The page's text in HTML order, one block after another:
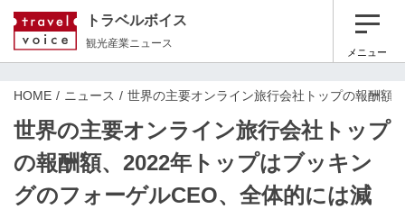
トラベルボイス
観光産業ニュース
メニュー
HOME ニュース 世界の主要オンライン旅行会社トップの報酬額
世界の主要オンライン旅行会社トップ
の報酬額、2022年トップはブッキン
グのフォーゲルCEO、全体的には減